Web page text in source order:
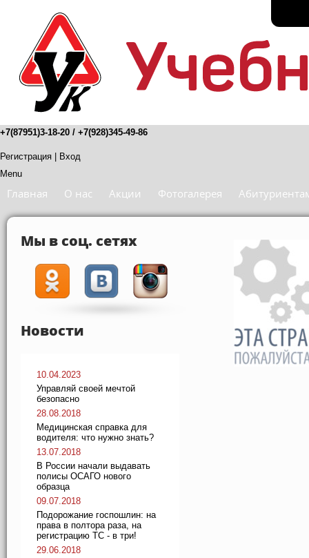
+7(87951)3-18-20 / +7(928)345-49-86
Регистрация
Вход
Menu
Главная О нас Акции Фотогалерея
Мы в соц. сетях
Новости
10.04.2023
Управляй своей мечтой
безопасно
28.08.2018
Медицинская справка для
водителя: что нужно знать?
13.07.2018
В России начали выдавать
полисы ОСАГО нового
образца
09.07.2018
Подорожание госпошлин: на
права в полтора раза, на
регистрацию ТС - в три!
29.06.2018